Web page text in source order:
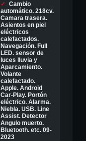
✓ Cambio
automático. 218cv.
Camara trasera.
Asientos en piel
eléctricos
calefactados.
Navegación. Full
LED. sensor de
luces lluvia y
Aparcamiento.
Volante
calefactado.
Apple. Android
Car-Play. Portón
eléctrico. Alarma.
Niebla. USB. Line
Assist. Detector
Angulo muerto.
Bluetooth. etc. 09-
2023